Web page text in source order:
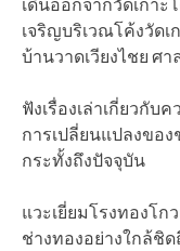
เดินออกจากวัดเกา
เจริญบริเวณโค้งวัด
บ้านวาดเวียงไชย ศ
ฟังเรื่องเล่าเกี่ยวกับ
การเปลี่ยนแปลงขอ
กระทั้งถึงปัจจุบัน
แวะเยี่ยมโรงทองโ
ช่างทองอย่างใกล้ชิ